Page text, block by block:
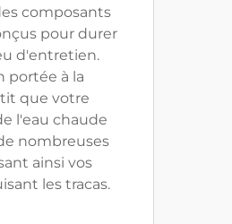
composants
pour durer
d'entretien.
portée à la
que votre
l'eau chaude
nombreuses
ainsi vos
les tracas.